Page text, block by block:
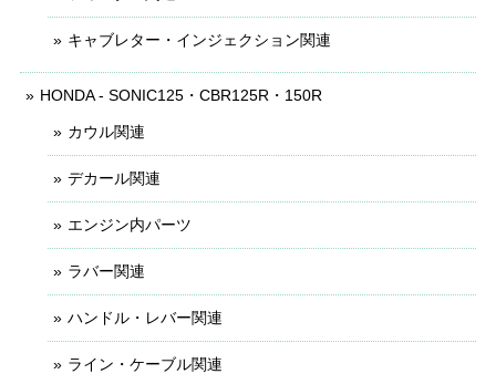
キャブレター・インジェクション関連
HONDA - SONIC125・CBR125R・150R
カウル関連
デカール関連
エンジン内パーツ
ラバー関連
ハンドル・レバー関連
ライン・ケーブル関連